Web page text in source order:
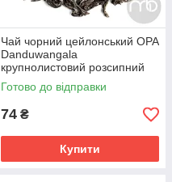
Чай чорний цейлонський ОРА
Danduwangala
крупнолистовий розсипний
чай 100 г
Готово до відправки
74 ₴
Купити